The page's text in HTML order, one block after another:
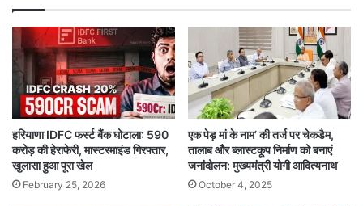
हरियाणा IDFC फर्स्ट बैंक घोटाला: 590
करोड़ की हेराफेरी, मास्टरमाइंड गिरफ्तार,
खुलासा हुआ पूरा खेल
February 25, 2026
एक पेड़ मां के नाम’ की तर्ज पर चेकडैम,
तालाब और ब्लास्टकूप निर्माण को बनाएं
जनांदोलन: मुख्यमंत्री योगी आदित्यनाथ
October 4, 2025